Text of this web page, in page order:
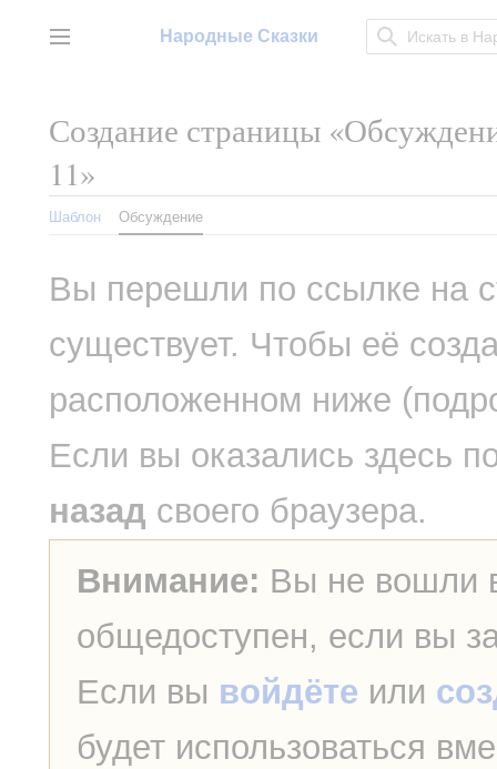
содержаниюГлавное менюНародные Сказки
Создание страницы «
11»
Шаблон Обсуждение
Вы перешли по ссылке на
существует. Чтобы её
расположенном ниже
Если вы оказались здесь
назад своего браузера.
Внимание: Вы не вошли
общедоступен, если вы
Если вы войдёте или
будет использоваться